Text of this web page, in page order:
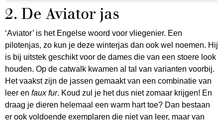
2. De Aviator jas
‘Aviator’ is het Engelse woord voor vliegenier. Een
pilotenjas, zo kun je deze winterjas dan ook wel noemen. Hij
is bij uitstek geschikt voor de dames die van een stoere look
houden. Op de catwalk kwamen al tal van varianten voorbij.
Het vaakst zijn de jassen gemaakt van een combinatie van
leer en faux fur. Koud zul je het dus niet zomaar krijgen! En
draag je dieren helemaal een warm hart toe? Dan bestaan
er ook voldoende exemplaren die niet van leer, maar van